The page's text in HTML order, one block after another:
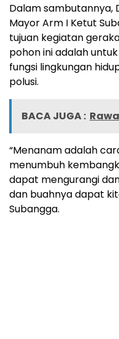
Dalam sambutannya,
Mayor Arm I Ketut
tujuan kegiatan
pohon ini adalah
fungsi lingkungan
polusi.
BACA JUGA :
“Menanam adalah
menumbuh
dapat mengurangi
dan buahnya dapat
Subangga.